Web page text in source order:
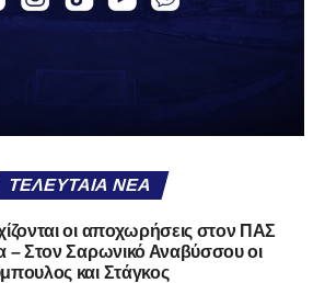
Χαλκίδας
ΤΕΛΕΥΤΑΊΑ ΝΈΑ
οι αποχωρήσεις στον ΠΑΣ
– Στον Σαρωνικό Αναβύσσου οι
και Στάγκος